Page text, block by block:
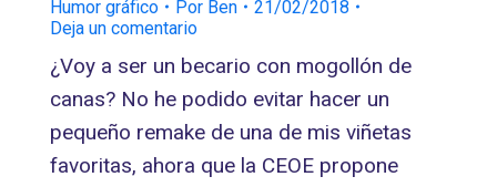
Humor gráfico Por Ben
21/02/2018
Deja un comentario
¿Voy a ser un becario con mogollón de
canas? No he podido evitar hacer un
pequeño remake de una de mis viñetas
favoritas, ahora que la CEOE propone